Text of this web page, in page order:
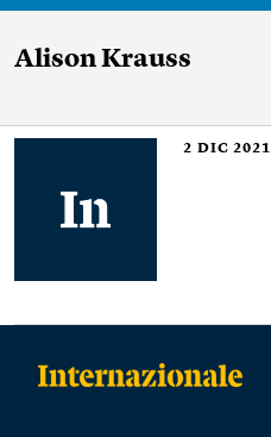
Alison Krauss
2 DIC 2021